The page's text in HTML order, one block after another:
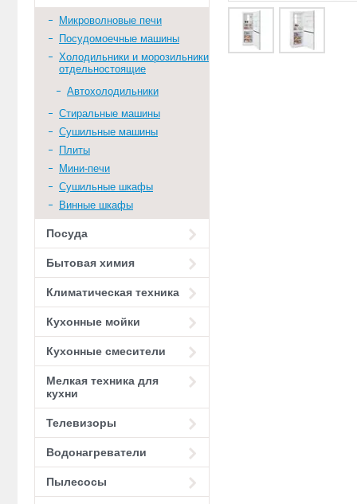
Микроволновые печи
Посудомоечные машины
Холодильники и морозильники
отдельностоящие
Автохолодильники
Стиральные машины
Сушильные машины
Плиты
Мини-печи
Сушильные шкафы
Винные шкафы
Посуда
Бытовая химия
Климатическая техника
Кухонные мойки
Кухонные смесители
Мелкая техника для
кухни
Телевизоры
Водонагреватели
Пылесосы